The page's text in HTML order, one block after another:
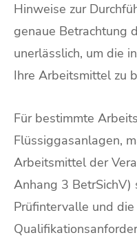
Hinweise zur
genaue Betrachtung
unerlässlich, um die
Ihre Arbeitsmittel zu
Für bestimmte
Flüssiggasanlagen,
Arbeitsmittel der
Anhang 3 BetrSichV)
Prüfintervalle und die